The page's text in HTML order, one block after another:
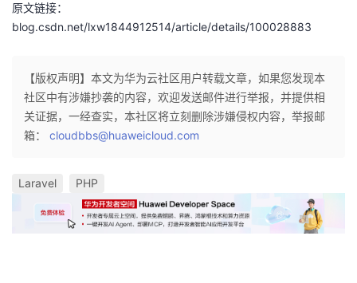
原文链接：
blog.csdn.net/lxw1844912514/article/details/100028883
【版权声明】本文为华为云社区用户转载文章，如果您发现本
社区中有涉嫌抄袭的内容，欢迎发送邮件进行举报，并提供相
关证据，一经查实，本社区将立刻删除涉嫌侵权内容，举报邮
箱： cloudbbs@huaweicloud.com
Laravel PHP